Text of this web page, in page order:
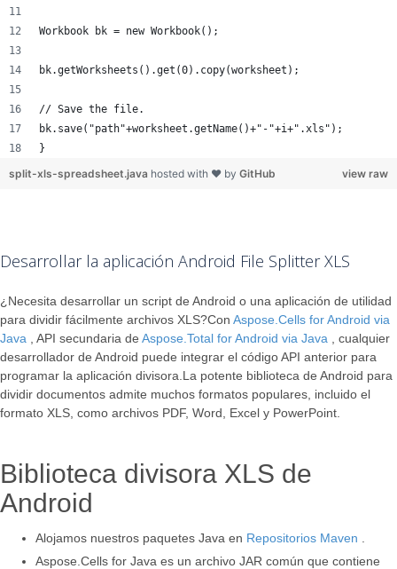
Workbook bk = new Workbook();
bk.getWorksheets().get(0).copy(worksheet);
// Save the file.
bk.save("path"+worksheet.getName()+"-"+i+".xls");
}
view raw
split-xls-spreadsheet.java hosted with ❤ by GitHub
Desarrollar la aplicación Android File Splitter XLS
¿Necesita desarrollar un script de Android o una aplicación de utilidad
para dividir fácilmente archivos XLS?Con Aspose.Cells for Android via
Java , API secundaria de Aspose.Total for Android via Java , cualquier
desarrollador de Android puede integrar el código API anterior para
programar la aplicación divisora.La potente biblioteca de Android para
dividir documentos admite muchos formatos populares, incluido el
formato XLS, como archivos PDF, Word, Excel y PowerPoint.
Biblioteca divisora XLS de
Android
Alojamos nuestros paquetes Java en Repositorios Maven
Aspose.Cells for Java es un archivo JAR común que contiene